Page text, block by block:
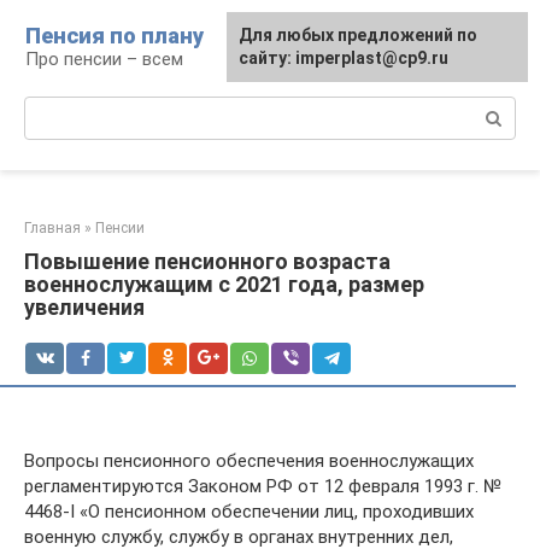
контенту
Пенсия по плану
Про пенсии – всем
Главная » Пенсии
Повышение пенсионного возраста
военнослужащим с 2021 года, размер
увеличения
Вопросы пенсионного обеспечения военнослужащих
регламентируются Законом РФ от 12 февраля 1993 г. №
4468-I «О пенсионном обеспечении лиц, проходивших
военную службу, службу в органах внутренних дел,
Для любых предложений по
сайту: imperplast@cp9.ru